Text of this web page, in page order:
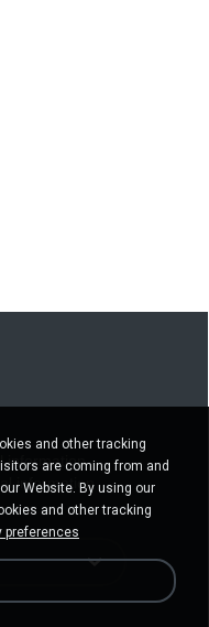
information
information
and other tracking
are coming from and
Website. By using our
and other tracking
preferences